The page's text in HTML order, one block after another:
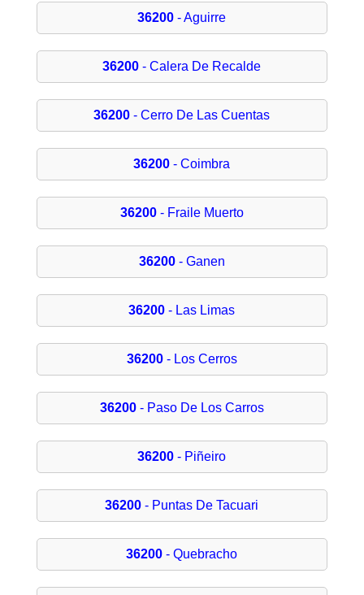
36200 - Aguirre
36200 - Calera De Recalde
36200 - Cerro De Las Cuentas
36200 - Coimbra
36200- Fraile Muerto
36200- Ganen
36200 - Las Limas
36200- Los Cerros
36200- Paso De Los Carros
36200 - Piñeiro
36200 - Puntas De Tacuari
36200 - Quebracho